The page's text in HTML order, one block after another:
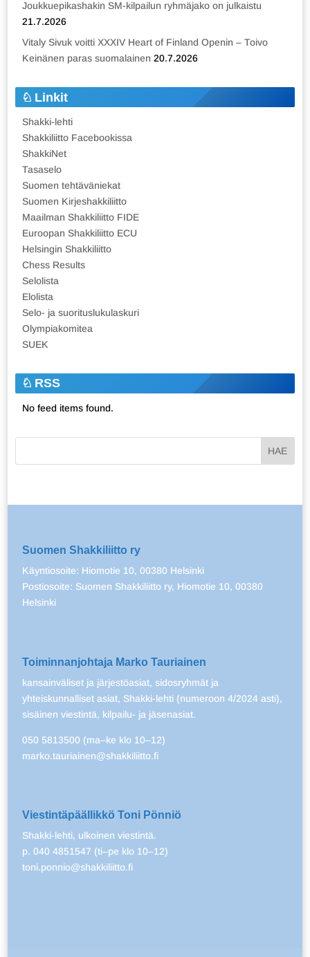
Joukkuepikashakin SM-kilpailun ryhmäjako on julkaistu
21.7.2026
Vitaly Sivuk voitti XXXIV Heart of Finland Openin – Toivo
Keinänen paras suomalainen 20.7.2026
Linkit
Shakki-lehti
Shakkiliitto Facebookissa
ShakkiNet
Tasaselo
Suomen tehtäväniekat
Suomen Kirjeshakkiliitto
Maailman Shakkiliitto FIDE
Euroopan Shakkiliitto ECU
Helsingin Shakkiliitto
Chess Results
Selolista
Elolista
Selo- ja suorituslukulaskuri
Olympiakomitea
SUEK
RSS
No feed items found.
Suomen Shakkiliitto ry
Käyntiosoite: Hiomotie 10, 00380 Helsinki
Postiosoite: Suomen Shakkiliitto ry, Hiomotie 10, 00380
Helsinki
Toiminnanjohtaja Marko Tauriainen
kansainväliset ja järjestöasiat, sidosryhmät ja
yhteiskunnalliset asiat, Shakki-lehti (numeroon 4/2024 asti),
sisäinen viestintä, kilpailu- ja jäsenasiat.
050 5813500 (ma–ke klo 10–12)
marko.tauriainen@shakkiliitto.fi
Viestintäpäällikkö Toni Pönniö
Shakki-lehti, ulkoinen viestintä.
p. 040 4851547 (ti–pe klo 10–12)
toni.ponnio@shakkiliitto.fi